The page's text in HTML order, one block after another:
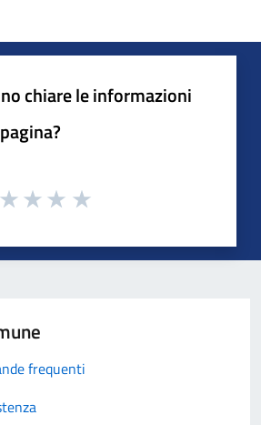
chiare le informazioni
frequenti